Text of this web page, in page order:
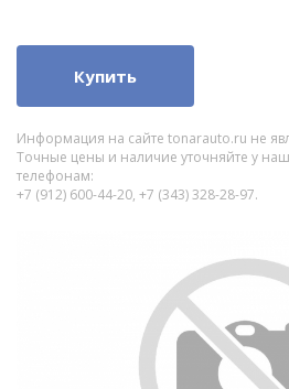
Купить
Информация на сайте tonarauto.ru не
Точные цены и наличие уточняйте у
телефонам:
+7 (912) 600-44-20, +7 (343) 328-28-97.